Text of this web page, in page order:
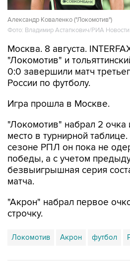
Александр Коваленко ("Локомотив")
Фото: Владимир Астапкович/РИА Новости
Москва. 8 августа.
"Локомотив" и
0:0 завершили матч
России по футболу.
Игра прошла в Москве.
"Локомотив" набрал 2 очка
место в турнирной
сезоне РПЛ он пока не
победы, а с учетом
безвыигрышная серия
матча.
"Акрон" набрал первое
строчку.
Локомотив Акрон футбол